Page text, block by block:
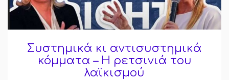
Συστημικά κι αντισυστημικά
κόμματα – Η ρετσινιά του
λαϊκισμού